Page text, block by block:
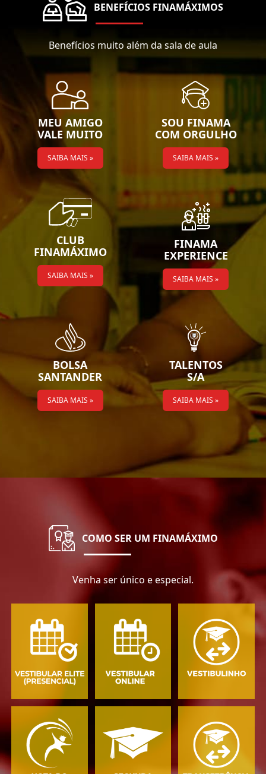
BENEFÍCIOS FINAMÁXIMOS
Benefícios muito além da sala de aula
MEU AMIGO
VALE MUITO
SAIBA MAIS »
SOU FINAMA
COM ORGULHO
SAIBA MAIS »
CLUB
FINAMÁXIMO
SAIBA MAIS »
FINAMA
EXPERIENCE
SAIBA MAIS »
BOLSA
SANTANDER
SAIBA MAIS »
TALENTOS
S/A
SAIBA MAIS »
COMO SER UM FINAMÁXIMO
Venha ser único e especial.